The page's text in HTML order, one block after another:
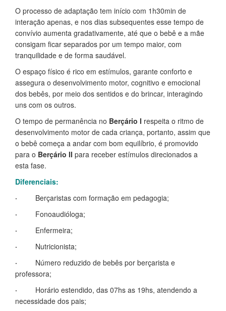
O processo de adaptação tem início com 1h30min de
interação apenas, e nos dias subsequentes esse tempo de
convívio aumenta gradativamente, até que o bebê e a mãe
consigam ficar separados por um tempo maior, com
tranquilidade e de forma saudável.
O espaço físico é rico em estímulos, garante conforto e
assegura o desenvolvimento motor, cognitivo e emocional
dos bebês, por meio dos sentidos e do brincar, interagindo
uns com os outros.
O tempo de permanência no Berçário I respeita o ritmo de
desenvolvimento motor de cada criança, portanto, assim que
o bebê começa a andar com bom equilíbrio, é promovido
para o Berçário II para receber estímulos direcionados a
esta fase.
Diferenciais:
· Berçaristas com formação em pedagogia;
· Fonoaudióloga;
· Enfermeira;
· Nutricionista;
· Número reduzido de bebês por berçarista e
professora;
· Horário estendido, das 07hs as 19hs, atendendo a
necessidade dos pais;